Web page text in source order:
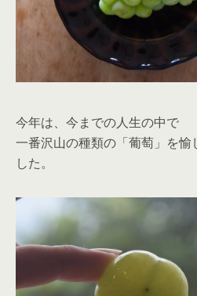
今年は、今までの人生の中で
一番沢山の種類の「葡萄」を
した。